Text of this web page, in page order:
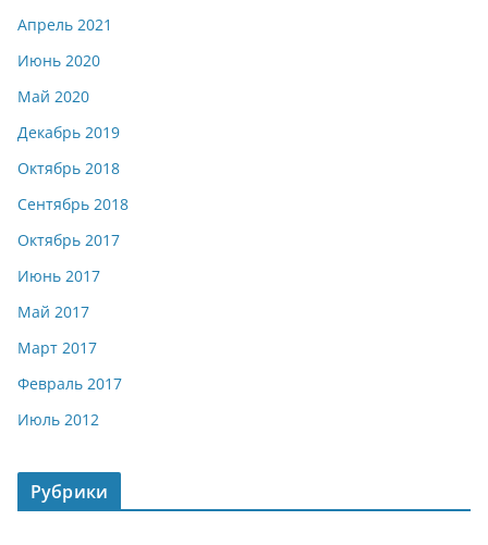
Апрель 2021
Июнь 2020
Май 2020
Декабрь 2019
Октябрь 2018
Сентябрь 2018
Октябрь 2017
Июнь 2017
Май 2017
Март 2017
Февраль 2017
Июль 2012
Рубрики